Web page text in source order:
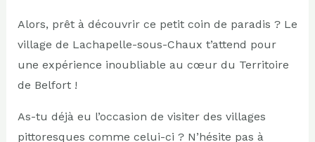
Alors, prêt à découvrir ce petit coin de paradis ? Le
village de Lachapelle-sous-Chaux t’attend pour
une expérience inoubliable au cœur du Territoire
de Belfort !
As-tu déjà eu l’occasion de visiter des villages
pittoresques comme celui-ci ? N’hésite pas à